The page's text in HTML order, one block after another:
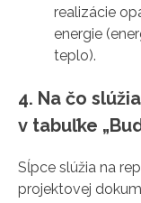
realizácie
energie
teplo).
4. Na čo
v tabuľke
Sĺpce slúžia na
projektovej